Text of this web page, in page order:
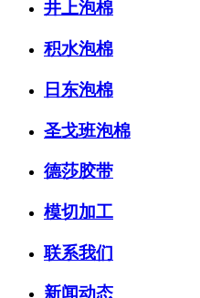
井上泡棉
积水泡棉
日东泡棉
圣戈班泡棉
德莎胶带
模切加工
联系我们
新闻动态